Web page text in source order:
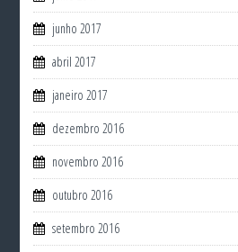
junho 2017
abril 2017
janeiro 2017
dezembro 2016
novembro 2016
outubro 2016
setembro 2016